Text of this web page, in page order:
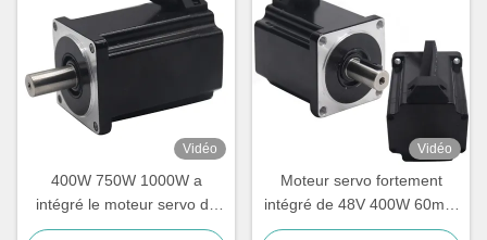
Vidéo
400W 750W 1000W a
intégré le moteur servo de
C.C pour l'industrie
Vidéo
Moteur servo fortement
intégré de 48V 400W 60mm
pour le robot